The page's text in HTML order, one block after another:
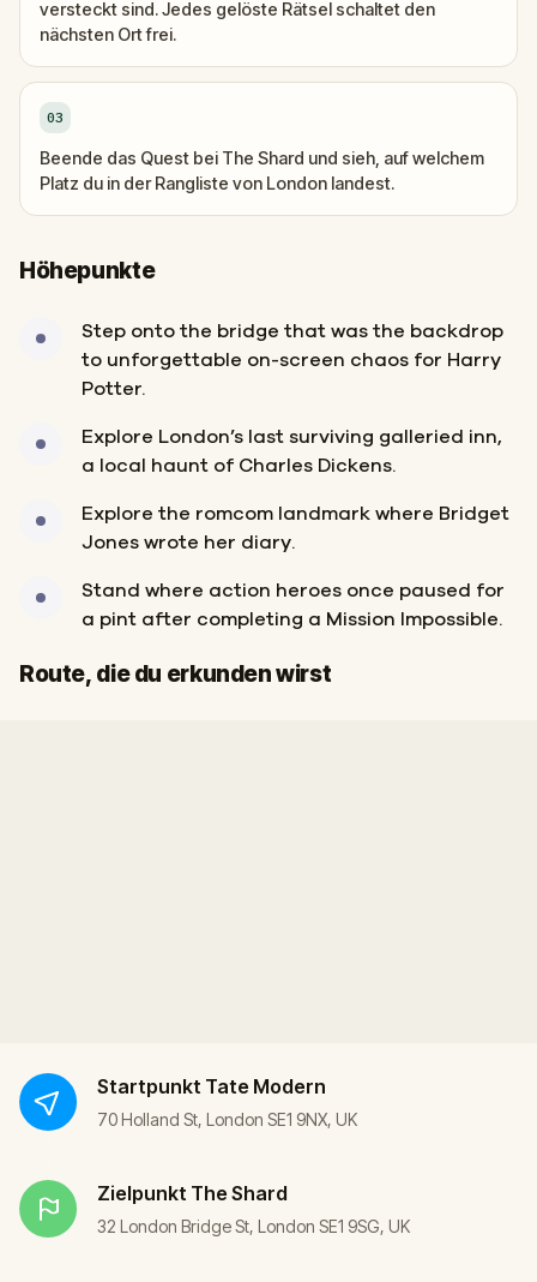
versteckt sind. Jedes gelöste Rätsel schaltet den
nächsten Ort frei.
03
Beende das Quest bei The Shard und sieh, auf welchem
Platz du in der Rangliste von London landest.
Höhepunkte
Step onto the bridge that was the backdrop
to unforgettable on-screen chaos for Harry
Potter.
Explore London’s last surviving galleried inn,
a local haunt of Charles Dickens.
Explore the romcom landmark where Bridget
Jones wrote her diary.
Stand where action heroes once paused for
a pint after completing a Mission Impossible.
Route, die du erkunden wirst
Start
Ziel
Startpunkt Tate Modern
70 Holland St, London SE1 9NX, UK
Zielpunkt The Shard
32 London Bridge St, London SE1 9SG, UK